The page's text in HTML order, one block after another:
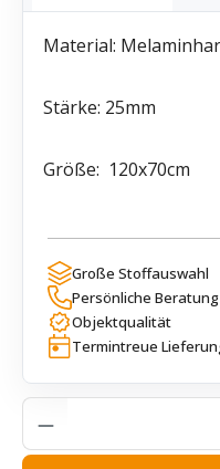
Material:
Stärke: 25mm
Größe: 120x70cm
Große Stoffauswahl
Persönliche Beratung
Objektqualität
Termintreue
Produkt Anzahl: